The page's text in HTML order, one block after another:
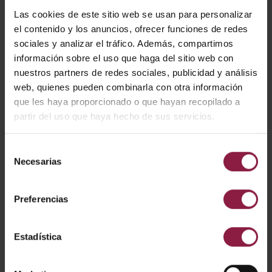
Las cookies de este sitio web se usan para personalizar
el contenido y los anuncios, ofrecer funciones de redes
sociales y analizar el tráfico. Además, compartimos
información sobre el uso que haga del sitio web con
nuestros partners de redes sociales, publicidad y análisis
web, quienes pueden combinarla con otra información
que les haya proporcionado o que hayan recopilado a
partir del uso que haya hecho de sus servicios.
Necesarias
Preferencias
Estadística
130lm/W
00K)
00K)
130lm/W